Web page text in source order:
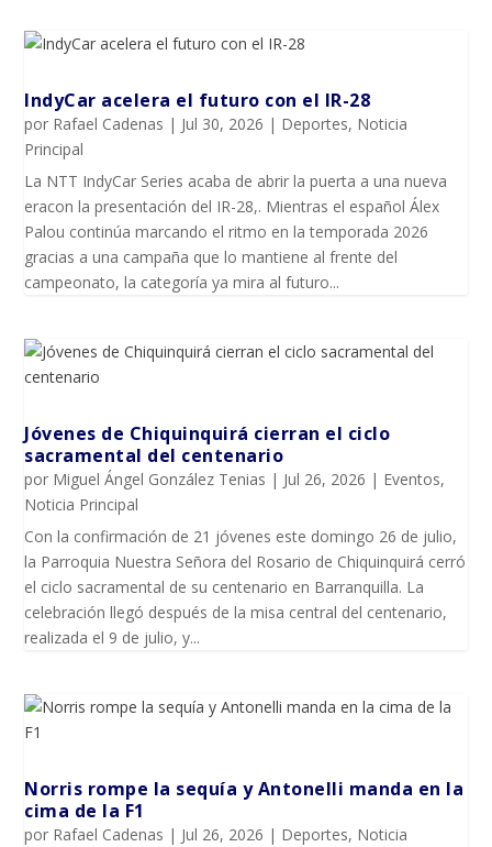
IndyCar acelera el futuro con el IR-28
por Rafael Cadenas | Jul 30, 2026 | Deportes, Noticia
Principal
La NTT IndyCar Series acaba de abrir la puerta a una nueva
eracon la presentación del IR-28,. Mientras el español Álex
Palou continúa marcando el ritmo en la temporada 2026
gracias a una campaña que lo mantiene al frente del
campeonato, la categoría ya mira al futuro...
Jóvenes de Chiquinquirá cierran el ciclo
sacramental del centenario
por Miguel Ángel González Tenias | Jul 26, 2026 | Eventos,
Noticia Principal
Con la confirmación de 21 jóvenes este domingo 26 de julio,
la Parroquia Nuestra Señora del Rosario de Chiquinquirá cerró
el ciclo sacramental de su centenario en Barranquilla. La
celebración llegó después de la misa central del centenario,
realizada el 9 de julio, y...
Norris rompe la sequía y Antonelli manda en la
cima de la F1
por Rafael Cadenas | Jul 26, 2026 | Deportes, Noticia